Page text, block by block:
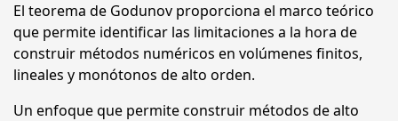
El teorema de Godunov proporciona el marco teórico
que permite identificar las limitaciones a la hora de
construir métodos numéricos en volúmenes finitos,
lineales y monótonos de alto orden.
Un enfoque que permite construir métodos de alto